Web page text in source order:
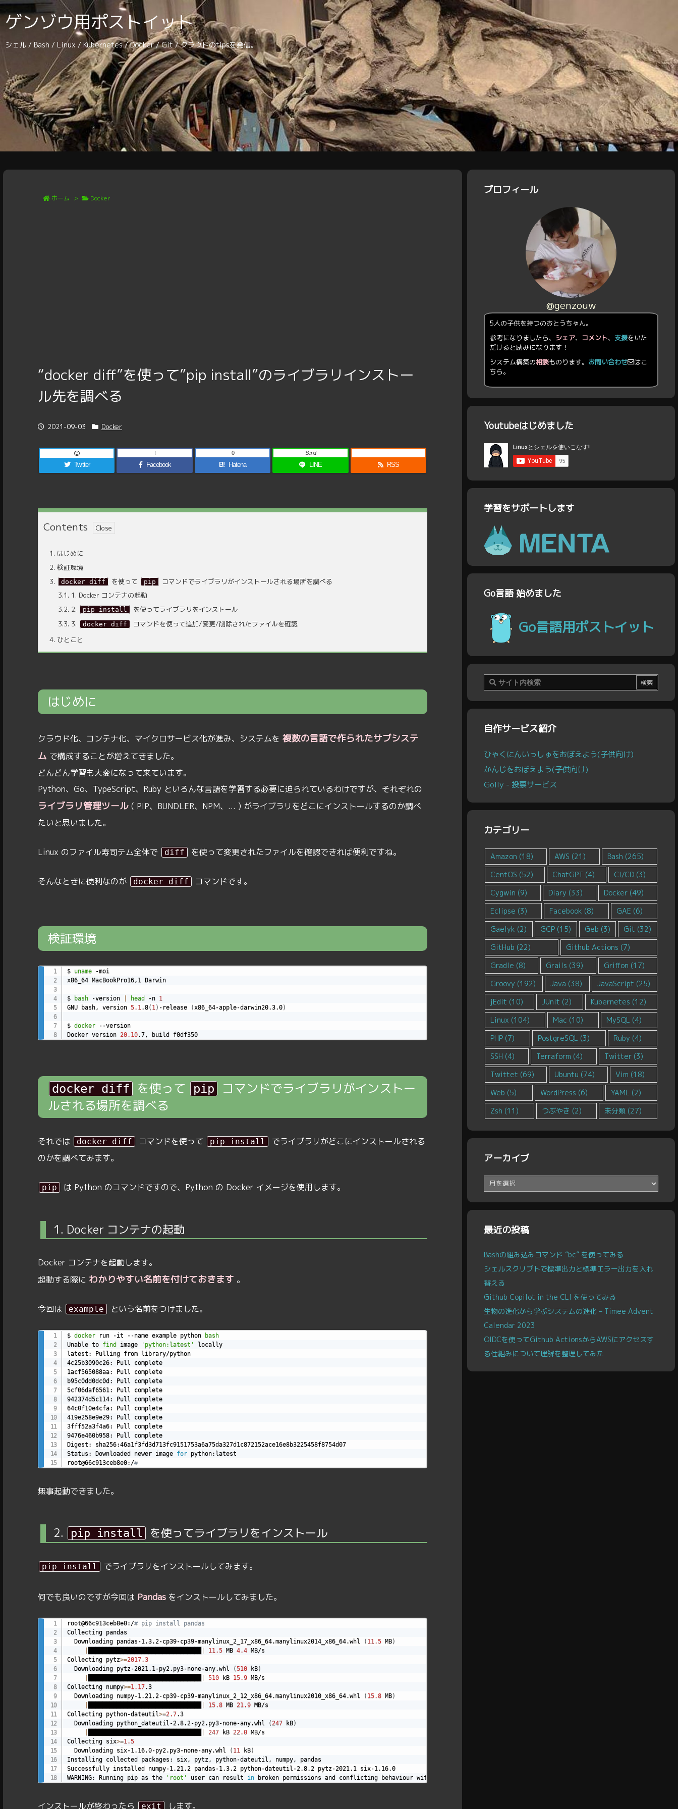
ゲンゾウ用ポストイット
シェル / Bash / Linux / Kubernetes / Docker / Git / クラウドのtipsを発信。
ホーム > Docker
“docker diff”を使って”pip install”のライブラリインストー
ル先を調べる
2021-09-03 Docker
Twitter Facebook
!
B! Hatena
0
LINE
Send
RSS
-
Contents
1. はじめに
2. 検証環境
3.
docker diff を使って pip
コマンドでライブラリがインストールされる場所を調べる
3.1. 1. Docker コンテナの起動
3.2. 2. pip install
を使ってライブラリをインストール
3.3. 3. docker diff
コマンドを使って追加/変更/削除されたファイルを確認
4. ひとこと
はじめに
クラウド化、コンテナ化、マイクロサービス化が進み、システムを 複数の言語で作られたサブシステ
ム で構成することが増えてきました。
どんどん学習も大変になって来ています。
Python、Go、TypeScript、Ruby といろんな言語を学習する必要に迫られているわけですが、それぞれの
ライブラリ管理ツール ( PIP、BUNDLER、NPM、... ) がライブラリをどこにインストールするのか調べ
たいと思いました。
Linux のファイル寿司テム全体で diff を使って変更されたファイルを確認できれば便利ですね。
そんなときに便利なのが docker diff コマンドです。
検証環境
$ uname -moi
x86_64 MacBookPro16,1 Darwin
$ bash -version head -n 1
GNU bash, version 5.1.8( 1) -release (x86_64-apple-darwin20.3.0)
$ docker --version
Docker version 20.10.7, build f0df350
docker diff を使って pip
コマンドでライブラリがインストー
ルされる場所を調べる
それでは docker diff コマンドを使って pip install
でライブラリがどこにインストールされる
のかを調べてみます。
pip は Python のコマンドですので、Python の Docker イメージを使用します。
1. Docker コンテナの起動
Docker コンテナを起動します。
起動する際に わかりやすい名前を付けておきます 。
今回は example という名前をつけました。
$ docker run -it --name example python
bash
Unable to find image 'python:latest'
locally
latest: Pulling from library/python
4c25b3090c26: Pull complete
1acf565088aa: Pull complete
b95c0dd0dc0d: Pull complete
5cf06daf6561: Pull complete
942374d5c114: Pull complete
64c0f10e4cfa: Pull complete
419e258e9e29: Pull complete
3fff52a3f4a6: Pull complete
9476e460b958: Pull complete
Digest: sha256:46a1f3fd3d713fc9151753a6a75da327d1c872152ace16e8b3225458f8754d07
Status: Downloaded newer image for python:latest
root@66c913ceb8e0:/#
無事起動できました。
2. pip install を使ってライブラリをインストール
pip install でライブラリをインストールしてみます。
何でも良いのですが今回は Pandas をインストールしてみました。
root@66c913ceb8e0:/# pip install pandas
Collecting pandas
  Downloading pandas-1.3.2-cp39-cp39-manylinux_2_17_x86_64.manylinux2014_x86_64.whl
( 11.5 MB)
11.5 MB 4.4 MB/s
Collecting pytz>=2017.3
  Downloading pytz-2021.1-py2.py3-none-any.whl
(510 kB)
510 kB 15.9 MB/s
Collecting numpy>=1.17.3
  Downloading numpy-1.21.2-cp39-cp39-manylinux_2_12_x86_64.manylinux2010_x86_64.whl
( 15.8 MB)
15.8 MB 21.9 MB/s
Collecting python-dateutil>=2.7.3
  Downloading python_dateutil-2.8.2-py2.py3-none-any.whl
(247 kB)
247 kB 22.0 MB/s
Collecting six>=1.5
  Downloading six-1.16.0-py2.py3-none-any.whl
( 11 kB)
Installing collected packages: six, pytz, python-dateutil, numpy, pandas
Successfully installed numpy-1.21.2 pandas-1.3.2 python-dateutil-2.8.2 pytz-2021.1 six-1.16.0
WARNING: Running pip as the
'root' user can result in broken permissions and conflicting behaviour with the system package manager. It is recommended to use a virtual
インストールが終わったら exit します。
プロフィール
@genzouw
5人の子供を持つのおとうちゃん。
参考になりましたら、 シェア、 コメント、 支援をいた
だけると励みになります！
システム構築の相談ものります。 お問い合わせ
はこ
ちら。
Youtubeはじめました
学習をサポートします
Go言語 始めました
Go言語用ポストイット
自作サービス紹介
ひゃくにんいっしゅをおぼえよう(子供向け)
かんじをおぼえよう(子供向け)
Golly - 投票サービス
カテゴリー
Amazon (18) AWS (21) Bash (265)
CentOS (52) ChatGPT (4) CI/CD (3)
Cygwin (9) Diary (33) Docker (49)
Eclipse (3) Facebook (8) GAE (6)
Gaelyk (2) GCP(15) Geb (3) Git (32)
GitHub (22) Github Actions (7)
Gradle (8) Grails (39) Griffon (17)
Groovy (192) Java (38) JavaScript (25)
jEdit (10) JUnit (2) Kubernetes (12)
Linux (104) Mac (10) MySQL (4)
PHP (7) PostgreSQL (3) Ruby (4)
SSH (4) Terraform (4) Twitter (3)
Twittet (69) Ubuntu (74) Vim (18)
Web (5) WordPress (6) YAML (2)
Zsh (11) つぶやき (2) 未分類 (27)
アーカイブ
ー
イ
最近の投稿
Bashの組み込みコマンド “bc” を使ってみる
シェルスクリプトで標準出力と標準エラー出力を入れ
替える
Github Copilot in the CLI を使ってみる
生物の進化から学ぶシステムの進化 – Timee Advent
Calendar 2023
OIDCを使ってGithub ActionsからAWSにアクセスす
る仕組みについて理解を整理してみた